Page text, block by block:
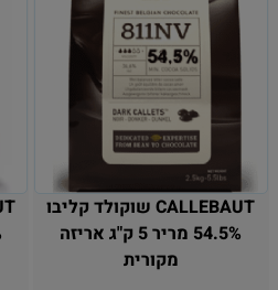
CALLEBAUT שוקולד קליבו
54.5% מריר 5 ק"ג אריזה
מקורית